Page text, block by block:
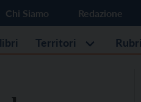
Chi Siamo Redazione
Territori